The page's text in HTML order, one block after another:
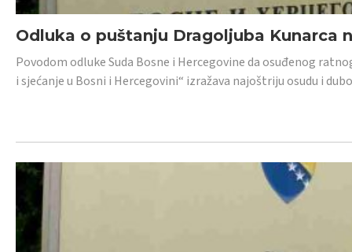
Odluka o puštanju Dragoljuba Kunarca
Povodom odluke Suda Bosne i Hercegovine da osuđenog
i sjećanje u Bosni i Hercegovini“ izražava najoštriju osudu i